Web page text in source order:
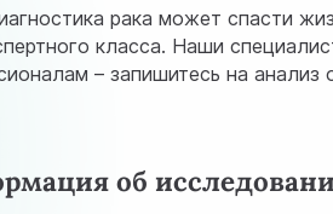
рака может спасти
класса. Наши
– запишитесь на анализ
об